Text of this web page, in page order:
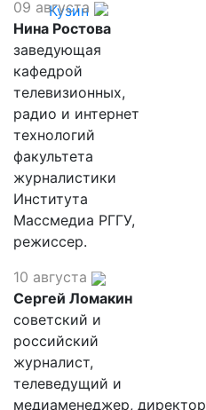
Кузин
09 августа
Нина Ростова
заведующая
кафедрой
телевизионных,
радио и интернет
технологий
факультета
журналистики
Института
Массмедиа РГГУ,
режиссер.
10 августа
Сергей Ломакин
советский и
российский
журналист,
телеведущий и
медиаменеджер, директор